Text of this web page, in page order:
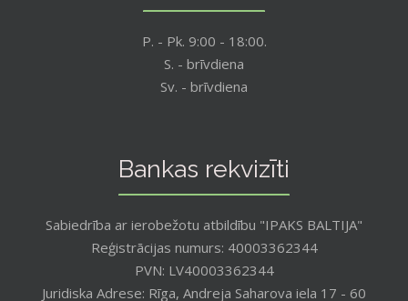
P. - Pk. 9:00 - 18:00.
S. - brīvdiena
Sv. - brīvdiena
Bankas rekvizīti
Sabiedrība ar ierobežotu atbildību "IPAKS BALTIJA"
Reģistrācijas numurs: 40003362344
PVN: LV40003362344
Juridiska Adrese: Rīga, Andreja Saharova iela 17 - 60